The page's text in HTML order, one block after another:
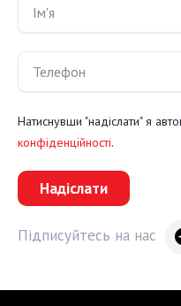
Натиснувши "надіслати" я
конфіденційності.
Надіслати
Підписуйтесь на нас